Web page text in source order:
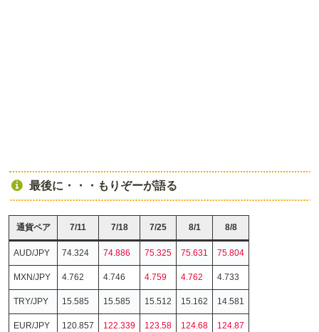
最後に・・・もりぞーが語る
通貨ペア 7/11 7/18 7/25 8/1 8/8
AUD/JPY 74.324 74.886 75.325 75.631 75.804
MXN/JPY 4.762 4.746 4.759 4.762 4.733
TRY/JPY 15.585 15.585 15.512 15.162 14.581
EUR/JPY 120.857 122.339 123.58 124.68 124.87